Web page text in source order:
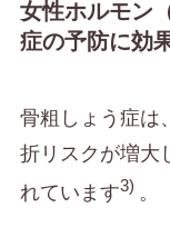
女性ホルモン
症の予防に効
骨粗しょう症は
折リスクが増大
れています3) 。